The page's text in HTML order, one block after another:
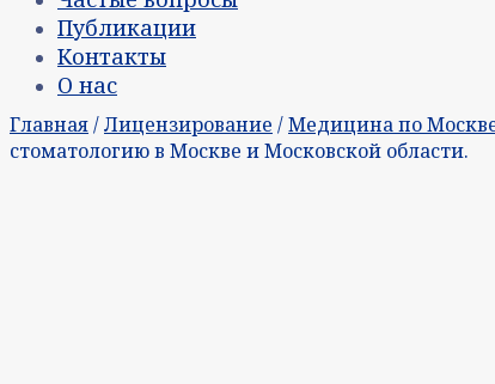
Публикации
Контакты
О нас
Главная/Лицензирование /Медицина по
стоматологию в Москве и Московской области.